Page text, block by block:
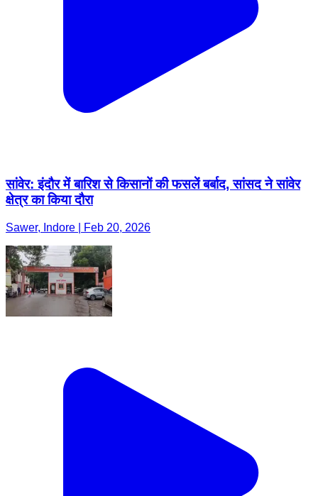
सांवेर: इंदौर में बारिश से किसानों की फसलें बर्बाद, सांसद ने सांवेर
क्षेत्र का किया दौरा
Sawer, Indore | Feb 20, 2026